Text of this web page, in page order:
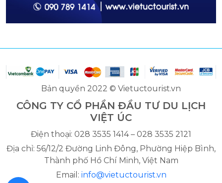
Bản quyền 2022 © Vietuctourist.vn
CÔNG TY CỔ PHẦN ĐẦU TƯ DU LỊCH
VIỆT ÚC
Điện thoại: 028 3535 1414 – 028 3535 2121
Địa chỉ: 56/12/2 Đường Linh Đông, Phường Hiệp Bình,
Thành phố Hồ Chí Minh, Việt Nam
Email: info@vietuctourist.vn